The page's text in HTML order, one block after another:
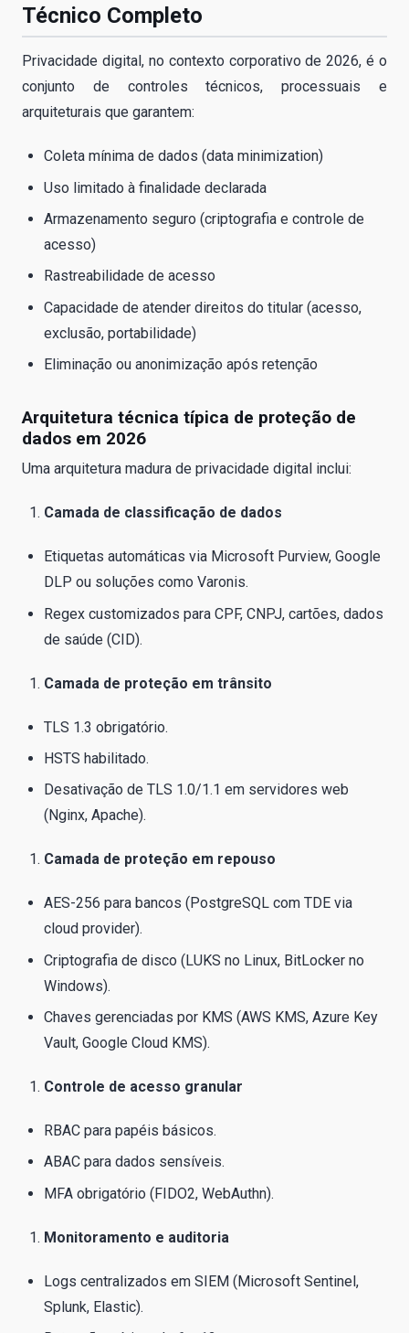
Técnico Completo
Privacidade digital, no contexto corporativo de 2026, é o
conjunto de controles técnicos, processuais e
arquiteturais que garantem:
Coleta mínima de dados (data minimization)
Uso limitado à finalidade declarada
Armazenamento seguro (criptografia e controle de
acesso)
Rastreabilidade de acesso
Capacidade de atender direitos do titular (acesso,
exclusão, portabilidade)
Eliminação ou anonimização após retenção
Arquitetura técnica típica de proteção de
dados em 2026
Uma arquitetura madura de privacidade digital inclui:
Camada de classificação de dados
Etiquetas automáticas via Microsoft Purview, Google
DLP ou soluções como Varonis.
Regex customizados para CPF, CNPJ, cartões, dados
de saúde (CID).
Camada de proteção em trânsito
TLS 1.3 obrigatório.
HSTS habilitado.
Desativação de TLS 1.0/1.1 em servidores web
(Nginx, Apache).
Camada de proteção em repouso
AES-256 para bancos (PostgreSQL com TDE via
cloud provider).
Criptografia de disco (LUKS no Linux, BitLocker no
Windows).
Chaves gerenciadas por KMS (AWS KMS, Azure Key
Vault, Google Cloud KMS).
Controle de acesso granular
RBAC para papéis básicos.
ABAC para dados sensíveis.
MFA obrigatório (FIDO2, WebAuthn).
Monitoramento e auditoria
Logs centralizados em SIEM (Microsoft Sentinel,
Splunk, Elastic).